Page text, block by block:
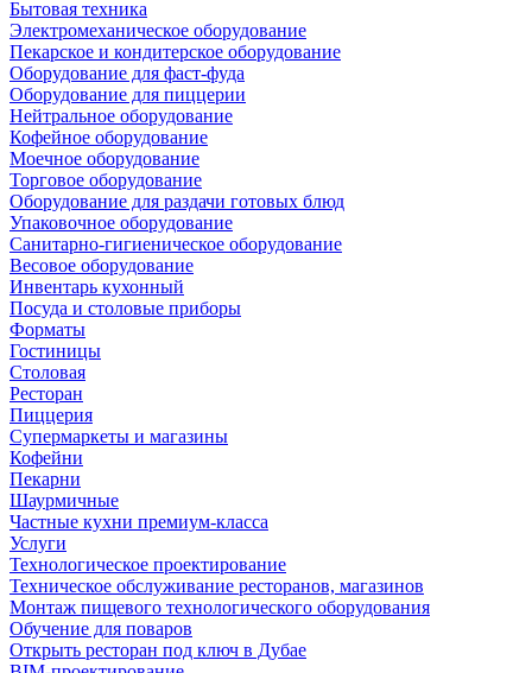
Бытовая техника
Электромеханическое оборудование
Пекарское и кондитерское оборудование
Оборудование для фаст-фуда
Оборудование для пиццерии
Нейтральное оборудование
Кофейное оборудование
Моечное оборудование
Торговое оборудование
Оборудование для раздачи готовых блюд
Упаковочное оборудование
Санитарно-гигиеническое оборудование
Весовое оборудование
Инвентарь кухонный
Посуда и столовые приборы
Форматы
Гостиницы
Столовая
Ресторан
Пиццерия
Супермаркеты и магазины
Кофейни
Пекарни
Шаурмичные
Частные кухни премиум-класса
Услуги
Технологическое проектирование
Техническое обслуживание ресторанов, магазинов
Монтаж пищевого технологического оборудования
Обучение для поваров
Открыть ресторан под ключ в Дубае